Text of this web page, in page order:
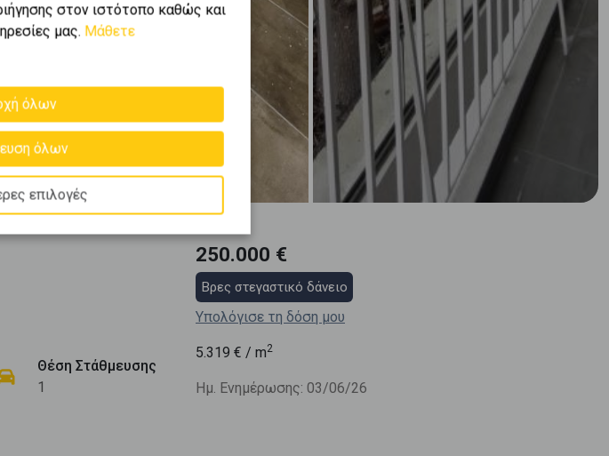
Θέση Στάθμευσης
1
250.000 €
Βρες στεγαστικό δάνειο
Υπολόγισε τη δόση μου
5.319 € / m2
Ημ. Ενημέρωσης: 03/06/26
στον ιστότοπο καθώς και
μας. Μάθετε
όλων
όλων
επιλογές